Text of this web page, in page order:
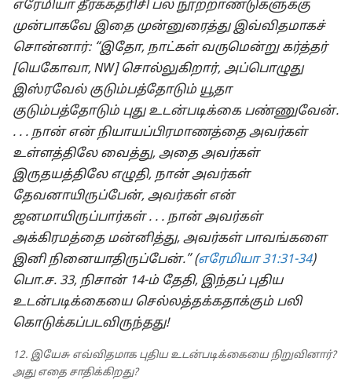
எரேமியா தீர்க்கதரிசி பல நூற்றாண்டுகளுக்கு
முன்பாகவே இதை முன்னுரைத்து இவ்விதமாகச்
சொன்னார்: “இதோ, நாட்கள் வருமென்று கர்த்தர்
[யெகோவா, NW] சொல்லுகிறார், அப்பொழுது
இஸ்ரவேல் குடும்பத்தோடும் யூதா
குடும்பத்தோடும் புது உடன்படிக்கை பண்ணுவேன்.
. . . நான் என் நியாயப்பிரமாணத்தை அவர்கள்
உள்ளத்திலே வைத்து, அதை அவர்கள்
இருதயத்திலே எழுதி, நான் அவர்கள்
தேவனாயிருப்பேன், அவர்கள் என்
ஜனமாயிருப்பார்கள் . . . நான் அவர்கள்
அக்கிரமத்தை மன்னித்து, அவர்கள் பாவங்களை
இனி நினையாதிருப்பேன்.” (எரேமியா 31:31-34)
பொ.ச. 33, நிசான் 14-ம் தேதி, இந்தப் புதிய
உடன்படிக்கையை செல்லத்தக்கதாக்கும் பலி
கொடுக்கப்படவிருந்தது!
12. இயேசு எவ்விதமாக புதிய உடன்படிக்கையை நிறுவினார்?
அது எதை சாதிக்கிறது?